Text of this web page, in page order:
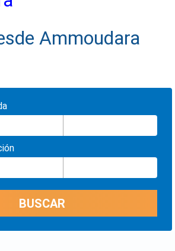
Ammoudara